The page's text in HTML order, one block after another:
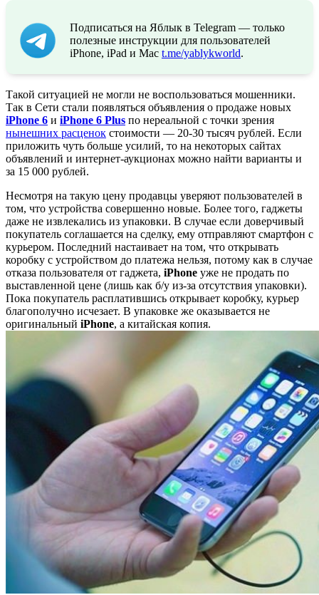
Подписаться на Яблык в Telegram — только
полезные инструкции для пользователей
iPhone, iPad и Mac t.me/yablykworld.
Такой ситуацией не могли не воспользоваться мошенники.
Так в Сети стали появляться объявления о продаже новых
iPhone 6 и iPhone 6 Plus по нереальной с точки зрения
нынешних расценок стоимости — 20-30 тысяч рублей. Если
приложить чуть больше усилий, то на некоторых сайтах
объявлений и интернет-аукционах можно найти варианты и
за 15 000 рублей.
Несмотря на такую цену продавцы уверяют пользователей в
том, что устройства совершенно новые. Более того, гаджеты
даже не извлекались из упаковки. В случае если доверчивый
покупатель соглашается на сделку, ему отправляют смартфон с
курьером. Последний настаивает на том, что открывать
коробку с устройством до платежа нельзя, потому как в случае
отказа пользователя от гаджета, iPhone уже не продать по
выставленной цене (лишь как б/у из-за отсутствия упаковки).
Пока покупатель расплатившись открывает коробку, курьер
благополучно исчезает. В упаковке же оказывается не
оригинальный iPhone, а китайская копия.